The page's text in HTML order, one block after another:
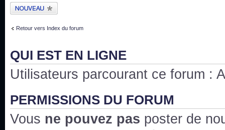
Publier un nouveau
sujet
Retour vers Index du forum
QUI EST EN LIGNE
Utilisateurs parcourant ce forum :
PERMISSIONS DU FORUM
Vous ne pouvez pas poster de